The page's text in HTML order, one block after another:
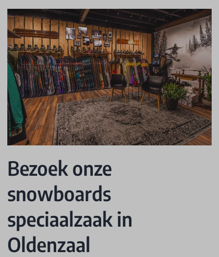
Bezoek onze
snowboards
speciaalzaak in
Oldenzaal